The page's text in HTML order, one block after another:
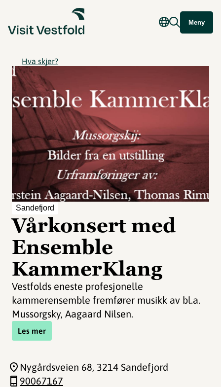
Meny
Hva skjer?
Sandefjord
Vårkonsert med
Ensemble
KammerKlang
Vestfolds eneste profesjonelle
kammerensemble fremfører musikk av bl.a.
Mussorgsky, Aagaard Nilsen.
Les mer
Nygårdsveien 68, 3214 Sandefjord
90067167